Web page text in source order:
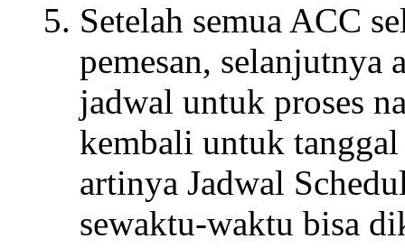
Setelah semua ACC
pemesan, selanjutnya
jadwal untuk proses
kembali untuk
artinya Jadwal
sewaktu-waktu bisa